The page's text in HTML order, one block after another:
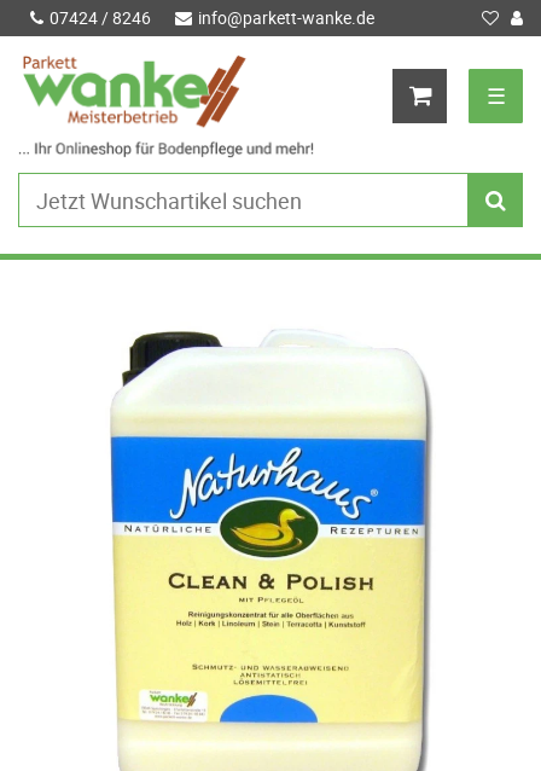
07424 / 8246 info@parkett-wanke.de
☰